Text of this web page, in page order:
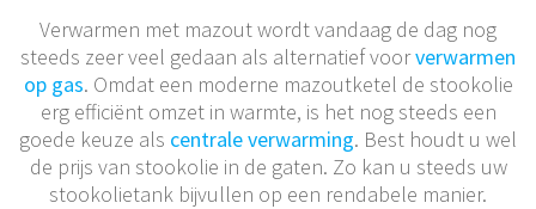
Verwarmen met mazout wordt vandaag de dag nog
steeds zeer veel gedaan als alternatief voorverwarmen
op gas. Omdat een moderne mazoutketel de stookolie
erg efficiënt omzet in warmte, is het nog steeds een
goede keuze als centrale verwarming. Best houdt u wel
de prijs van stookolie in de gaten. Zo kan u steeds uw
stookolietank bijvullen op een rendabele manier.